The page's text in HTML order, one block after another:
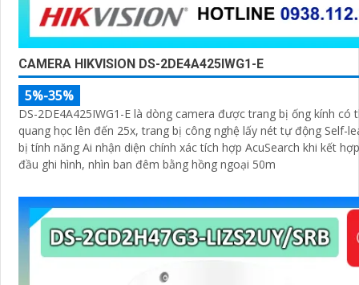
CAMERA HIKVISION DS-2DE4A425IWG1-E
5%-35%
DS-2DE4A425IWG1-E là dòng camera được trang bị ống kính có
quang học lên đến 25x, trang bị công nghệ lấy nét tự động Self-
bị tính năng Ai nhận diện chính xác tích hợp AcuSearch khi kết
đầu ghi hình, nhìn ban đêm bằng hồng ngoại 50m